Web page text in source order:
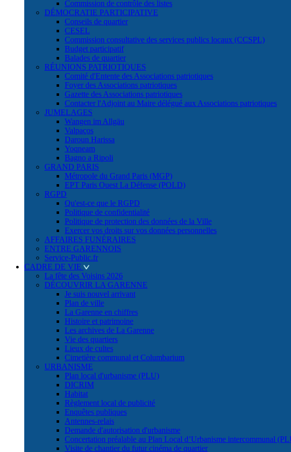
Commission de contrôle des listes
DÉMOCRATIE PARTICIPATIVE
Conseils de quartier
CESEL
Commission consultative des services publics locaux (CCSPL)
Budget participatif
Balades de quartier
RÉUNIONS PATRIOTIQUES
Comité d'Entente des Associations patriotiques
Foyer des Associations patriotiques
Gazette des Associations patriotiques
Contacter l'Adjoint au Maire délégué aux Associations patriotiques
JUMELAGES
Wangen im Allgäu
Valpaços
Daroun Harissa
Yoqneam
Bagno a Ripoli
GRAND PARIS
Métropole du Grand Paris (MGP)
EPT Paris Ouest La Défense (POLD)
RGPD
Qu'est-ce que le RGPD
Politique de confidentialité
Politique de protection des données de la Ville
Exercer vos droits sur vos données personnelles
AFFAIRES FUNÉRAIRES
ENTRE GARENNOIS
Service-Public.fr
CADRE DE VIE
La fête des Voisins 2026
DÉCOUVRIR LA GARENNE
Je suis nouvel arrivant
Plan de ville
La Garenne en chiffres
Histoire et patrimoine
Les archives de La Garenne
Vie des quartiers
Lieux de cultes
Cimetière communal et Columbarium
URBANISME
Plan local d'urbanisme (PLU)
DICRIM
Habitat
Règlement local de publicité
Enquêtes publiques
Antennes-relais
Demande d'autorisation d'urbanisme
Concertation préalable au Plan Local d’Urbanisme intercommunal
Visite de chantier du futur cinéma de quartier